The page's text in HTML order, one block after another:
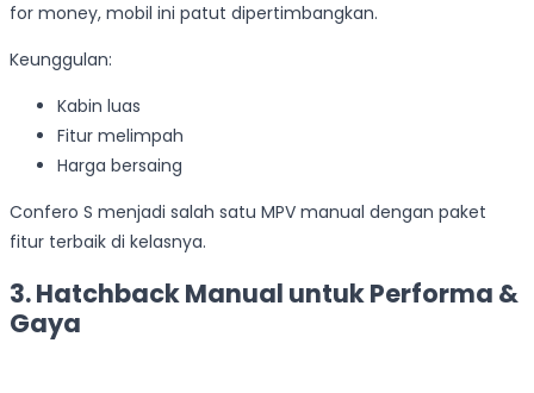
for money, mobil ini patut dipertimbangkan.
Keunggulan:
Kabin luas
Fitur melimpah
Harga bersaing
Confero S menjadi salah satu MPV manual dengan paket
fitur terbaik di kelasnya.
3. Hatchback Manual untuk Performa &
Gaya